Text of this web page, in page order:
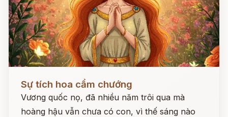
Sự tích hoa cẩm chướng
Vương quốc nọ, đã nhiều năm trôi qua mà
hoàng hậu vẫn chưa có con, vì thế sáng nào